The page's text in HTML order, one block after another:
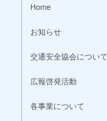
Home
お知らせ
交通安全協会について
広報啓発活動
各事業について